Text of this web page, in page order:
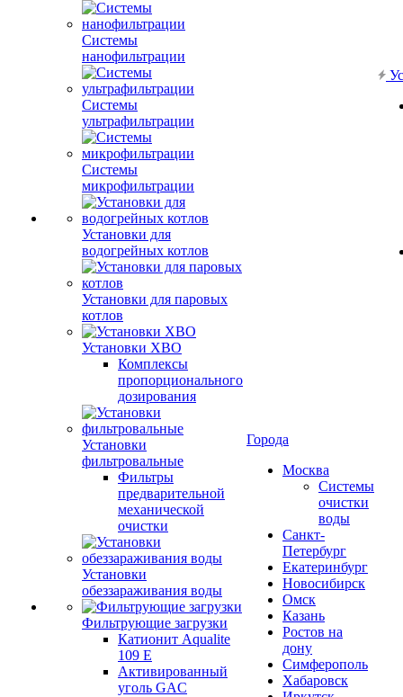
Системы
нанофильтрации
Системы
ультрафильтрации
Системы
микрофильтрации
Установки для
водогрейных котлов
Установки для паровых
котлов
Установки ХВО
Комплексы
пропорционального
дозирования
Установки
фильтровальные
Фильтры
предварительной
механической
очистки
Установки
обеззараживания воды
Фильтрующие загрузки
Катионит Aqualite
109 E
Активированный
уголь GAC
Города
Москва
Системы
очистки
воды
Санкт-
Петербург
Екатеринбург
Новосибирск
Омск
Казань
Ростов на
дону
Симферополь
Хабаровск